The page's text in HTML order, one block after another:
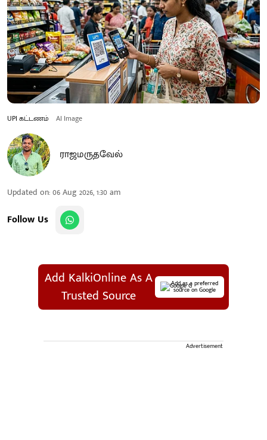
UPI கட்டணம் AI Image
ராஜமருதவேல்
Updated on:06 Aug 2026, 1:30 am
Follow Us
Add KalkiOnline As A
Trusted Source
Add as a preferred
source on Google
Advertisement